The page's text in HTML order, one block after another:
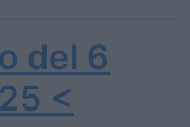
del 6
<